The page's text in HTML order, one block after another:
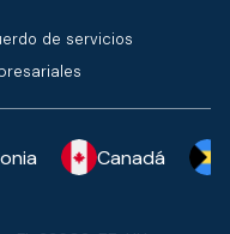
de servicios
Canadá